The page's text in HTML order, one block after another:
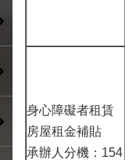
身心障礙者租賃
房屋租金補貼
承辦人分機：154